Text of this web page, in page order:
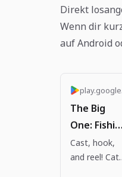
Direkt
Wenn dir
auf Android
The Big
One: Fishing
RPG - Apps
on Google
Cast, hook,
and reel!